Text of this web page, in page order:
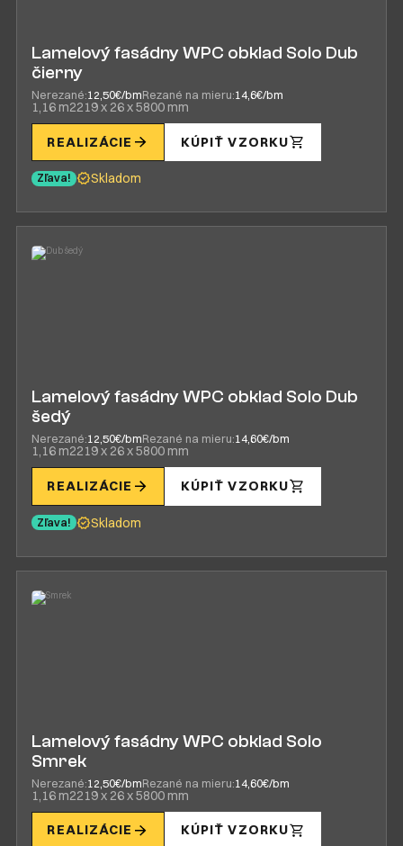
Lamelový fasádny WPC obklad Solo Dub
čierny
Nerezané:12,50€/bmRezané na mieru:14,6€/bm
1,16 m2219 x 26 x 5800 mm
REALIZÁCIE KÚPIŤ VZORKU
Zľava! Skladom
Lamelový fasádny WPC obklad Solo Dub
šedý
Nerezané:12,50€/bmRezané na mieru:14,60€/bm
1,16 m2219 x 26 x 5800 mm
REALIZÁCIE KÚPIŤ VZORKU
Zľava! Skladom
Lamelový fasádny WPC obklad Solo
Smrek
Nerezané:12,50€/bmRezané na mieru:14,60€/bm
1,16 m2219 x 26 x 5800 mm
REALIZÁCIE KÚPIŤ VZORKU